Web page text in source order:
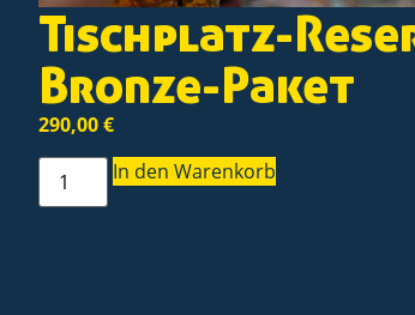
Tischplatz-
Bronze-Paket
290,00€
In den Warenkorb